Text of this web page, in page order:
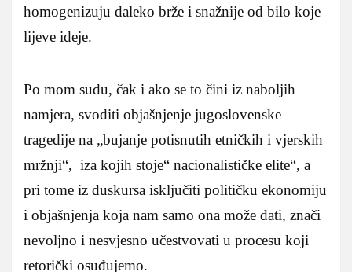
homogenizuju daleko brže i snažnije od bilo koje
lijeve ideje.
Po mom sudu, čak i ako se to čini iz naboljih
namjera, svoditi objašnjenje jugoslovenske
tragedije na „bujanje potisnutih etničkih i vjerskih
mržnji“, iza kojih stoje“ nacionalističke elite“, a
pri tome iz duskursa isključiti političku ekonomiju
i objašnjenja koja nam samo ona može dati, znači
nevoljno i nesvjesno učestvovati u procesu koji
retorički osuđujemo.